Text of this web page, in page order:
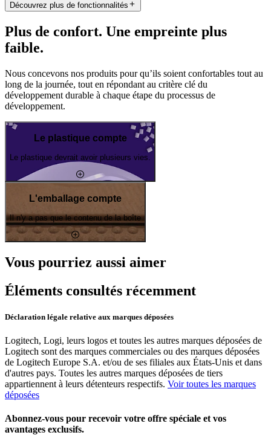
Découvrez plus de fonctionnalités
Plus de confort. Une empreinte plus
faible.
Nous concevons nos produits pour qu’ils soient confortables tout au
long de la journée, tout en répondant au critère clé du
développement durable à chaque étape du processus de
développement.
Le plastique compte
Le plastique devrait avoir plusieurs vies.
L'emballage compte
Il n'y a pas que le contenu de la boîte
Vous pourriez aussi aimer
Éléments consultés récemment
Déclaration légale relative aux marques déposées
Logitech, Logi, leurs logos et toutes les autres marques déposées de
Logitech sont des marques commerciales ou des marques déposées
de Logitech Europe S.A. et/ou de ses filiales aux États-Unis et dans
d'autres pays. Toutes les autres marques déposées de tiers
appartiennent à leurs détenteurs respectifs. Voir toutes les marques
déposées
Abonnez-vous pour recevoir votre offre spéciale et vos
avantages exclusifs.